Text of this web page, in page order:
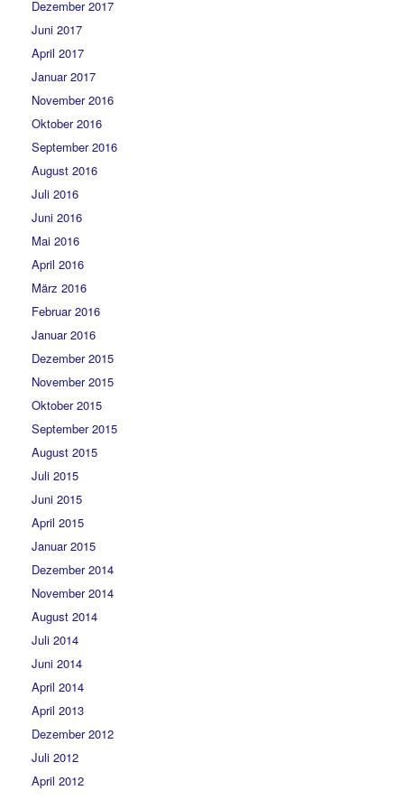
Dezember 2017
Juni 2017
April 2017
Januar 2017
November 2016
Oktober 2016
September 2016
August 2016
Juli 2016
Juni 2016
Mai 2016
April 2016
März 2016
Februar 2016
Januar 2016
Dezember 2015
November 2015
Oktober 2015
September 2015
August 2015
Juli 2015
Juni 2015
April 2015
Januar 2015
Dezember 2014
November 2014
August 2014
Juli 2014
Juni 2014
April 2014
April 2013
Dezember 2012
Juli 2012
April 2012